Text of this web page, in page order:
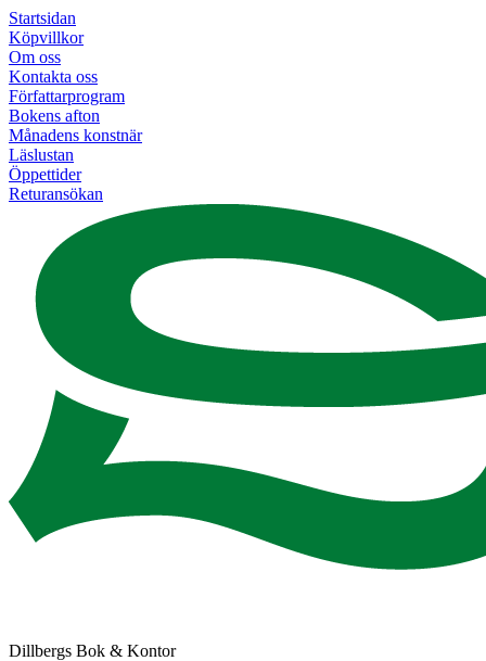
Startsidan
Köpvillkor
Om oss
Kontakta oss
Författarprogram
Bokens afton
Månadens konstnär
Läslustan
Öppettider
Returansökan
Dillbergs Bok & Kontor